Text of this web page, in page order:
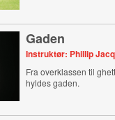
Gaden
Instruktør: Phillip
Fra overklassen til
hyldes gaden.